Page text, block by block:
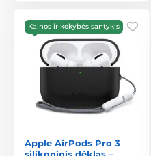
Kainos ir kokybės santykis
Apple AirPods Pro 3
silikoninis dėklas –